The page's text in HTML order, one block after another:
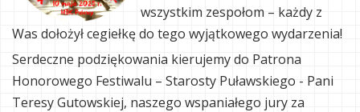
wszystkim zespołom – każdy z
Was dołożył cegiełkę do tego wyjątkowego wydarzenia!
Serdeczne podziękowania kierujemy do Patrona
Honorowego Festiwalu – Starosty Puławskiego - Pani
Teresy Gutowskiej, naszego wspaniałego jury za